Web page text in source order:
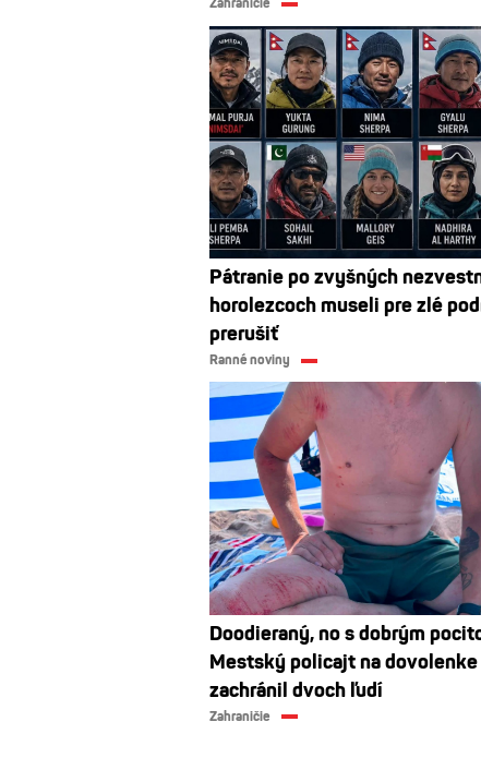
Zahraničie
Pátranie po zvyšných
horolezcoch museli pre zlé
prerušiť
Ranné noviny
Doodieraný, no s dobrým
Mestský policajt na dovolenke
zachránil dvoch ľudí
Zahraničie